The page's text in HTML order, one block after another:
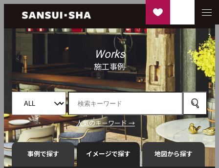
Works
施工事例
人気のキーワード →
事例で探す イメージで探す 地図から探す